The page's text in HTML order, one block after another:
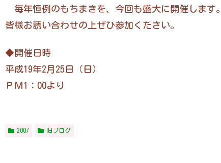
毎年恒例のもちまきを、今回も盛大に開催します。
皆様お誘い合わせの上ぜひ参加ください。
◆開催日時
平成19年2月25日（日）
ＰＭ1：00より
2007 旧ブログ